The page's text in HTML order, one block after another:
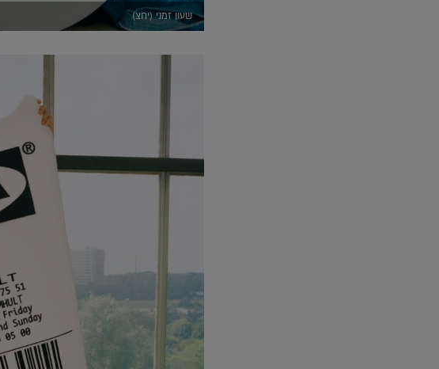
שעון זמני (יחצ)